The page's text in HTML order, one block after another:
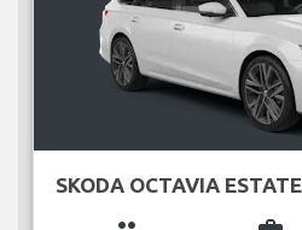
SKODA OCTAVIA ESTATE